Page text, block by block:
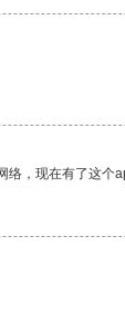
，现在有了这个